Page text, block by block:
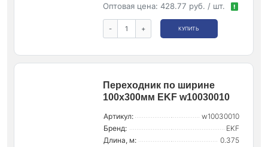
Оптовая цена: 428.77 руб. / шт. !
- + КУПИТЬ
Переходник по ширине
100х300мм EKF w10030010
Артикул:
w10030010
Бренд:
EKF
Длина, м:
0.375